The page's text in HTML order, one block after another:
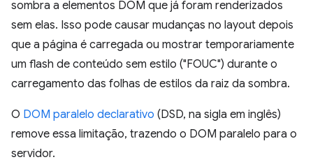
sombra a elementos DOM que já foram renderizados
sem elas. Isso pode causar mudanças no layout depois
que a página é carregada ou mostrar temporariamente
um flash de conteúdo sem estilo ("FOUC") durante o
carregamento das folhas de estilos da raiz da sombra.
O DOM paralelo declarativo (DSD, na sigla em inglês)
remove essa limitação, trazendo o DOM paralelo para o
servidor.